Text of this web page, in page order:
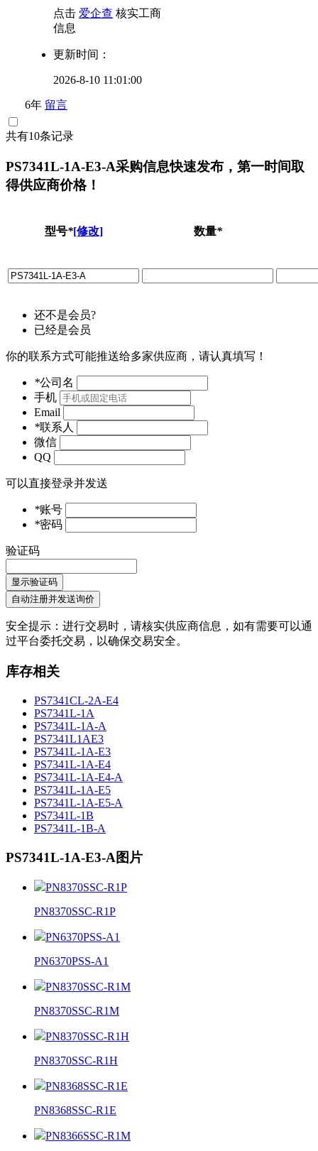
点击 爱企查 核实工商
信息
更新时间：
2026-8-10 11:01:00
6年 留言
共有10条记录
PS7341L-1A-E3-A采购信息快速发布，第一时间取
得供应商价格！
型号*[修改] 数量*
还不是会员?
已经是会员
你的联系方式可能推送给多家供应商，请认真填写！
*公司名
手机
Email
*联系人
微信
QQ
可以直接登录并发送
*账号
*密码
验证码
显示验证码
自动注册并发送询价
安全提示：进行交易时，请核实供应商信息，如有需要可以通
过平台委托交易，以确保交易安全。
库存相关
PS7341CL-2A-E4
PS7341L-1A
PS7341L-1A-A
PS7341L1AE3
PS7341L-1A-E3
PS7341L-1A-E4
PS7341L-1A-E4-A
PS7341L-1A-E5
PS7341L-1A-E5-A
PS7341L-1B
PS7341L-1B-A
PS7341L-1A-E3-A图片
PN8370SSC-R1P
PN8370SSC-R1P
PN6370PSS-A1
PN6370PSS-A1
PN8370SSC-R1M
PN8370SSC-R1M
PN8370SSC-R1H
PN8370SSC-R1H
PN8368SSC-R1E
PN8368SSC-R1E
PN8366SSC-R1M